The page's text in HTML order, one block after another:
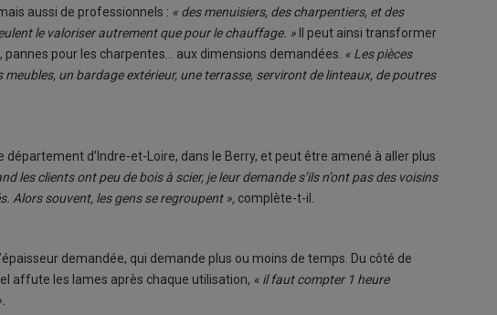
aussi de professionnels : « des menuisiers, des charpentiers, et des
le valoriser autrement que pour le chauffage. »
Il peut ainsi transformer
pannes pour les charpentes… aux dimensions demandées. « Les pièces
un bardage extérieur, une terrasse, serviront de linteaux, de poutres
d’Indre-et-Loire, dans le Berry, et peut être amené à aller plus
les clients ont peu de bois à scier, je leur demande s’ils n’ont pas des voisins
Alors souvent, les gens se regroupent », complète-t-il.
demandée, qui demande plus ou moins de temps. Du côté de
affute les lames après chaque utilisation, « il faut compter 1 heure